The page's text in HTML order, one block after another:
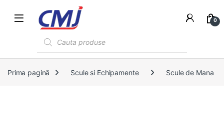
0
Prima pagină Scule si Echipamente Scule de Mana